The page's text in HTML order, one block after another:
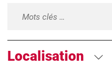
Localisation